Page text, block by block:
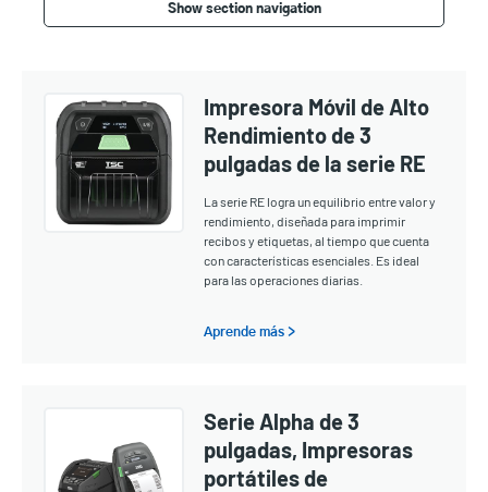
Show section navigation
Impresora Móvil de Alto
Rendimiento de 3
pulgadas de la serie RE
La serie RE logra un equilibrio entre valor y
rendimiento, diseñada para imprimir
recibos y etiquetas, al tiempo que cuenta
con características esenciales. Es ideal
para las operaciones diarias.
Aprende más >
Serie Alpha de 3
pulgadas, Impresoras
portátiles de